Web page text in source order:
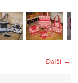
Další →